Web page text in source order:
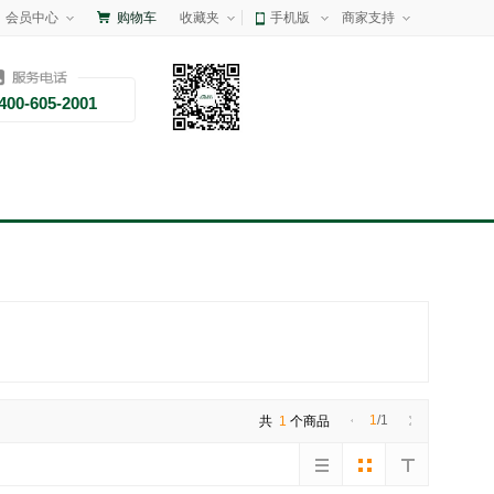
会员中心 购物车 收藏夹 手机版 商家支持
605-2001
1/1
共 1 个商品